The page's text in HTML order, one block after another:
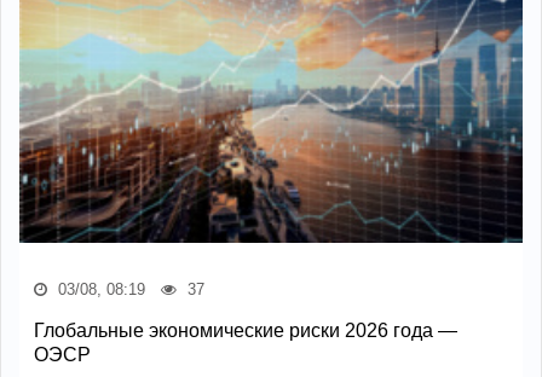
03/08, 08:19 37
Глобальные экономические риски 2026 года —
ОЭСР